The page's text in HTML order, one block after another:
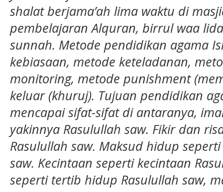
shalat berjama’ah lima waktu di
pembelajaran Alquran, birrul waa
sunnah. Metode pendidikan agama
kebiasaan, metode keteladanan,
monitoring, metode punishment
keluar (khuruj). Tujuan pendidikan
mencapai sifat-sifat di antaranya,
yakinnya Rasulullah saw. Fikir dan
Rasulullah saw. Maksud hidup
saw. Kecintaan seperti kecintaan
seperti tertib hidup Rasulullah saw,